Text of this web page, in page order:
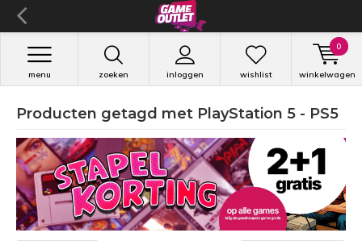
zoeken inloggen
menu wishlist winkelwagen
0
Producten getagd met PlayStation 5 - PS5